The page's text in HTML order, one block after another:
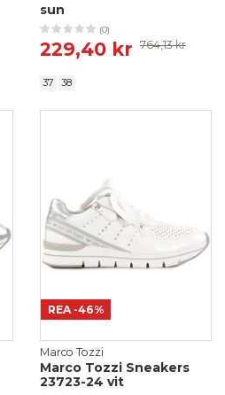
sun
(0)
229,40 kr 764,13 kr
37 38
REA -46%
Marco Tozzi
Marco Tozzi Sneakers
23723-24 vit